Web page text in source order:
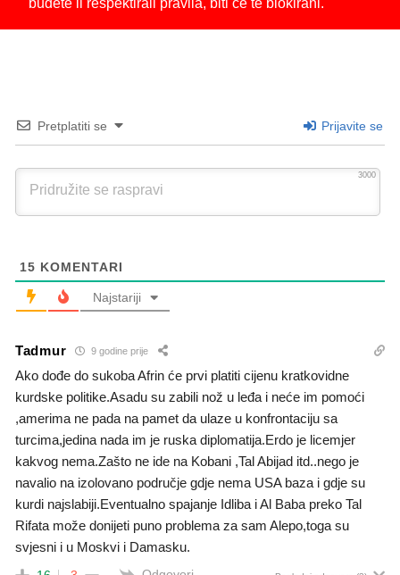
Pretplatiti se Prijavite se
3000
15 KOMENTARI
Najstariji
Tadmur 9 godine prije
Ako dođe do sukoba Afrin će prvi platiti cijenu kratkovidne
kurdske politike.Asadu su zabili nož u leđa i neće im pomoći
,amerima ne pada na pamet da ulaze u konfrontaciju sa
turcima,jedina nada im je ruska diplomatija.Erdo je licemjer
kakvog nema.Zašto ne ide na Kobani ,Tal Abijad itd..nego je
navalio na izolovano područje gdje nema USA baza i gdje su
kurdi najslabiji.Eventualno spajanje Idliba i Al Baba preko Tal
Rifata može donijeti puno problema za sam Alepo,toga su
svjesni i u Moskvi i Damasku.